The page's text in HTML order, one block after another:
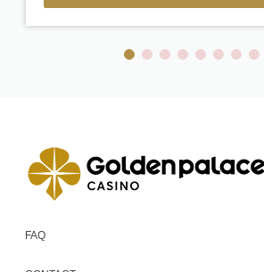
FAQ